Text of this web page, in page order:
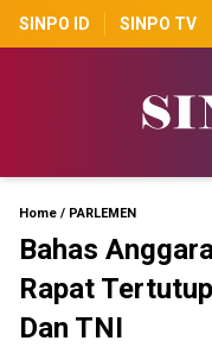
SINPO ID SINPO TV
Home / PARLEMEN
Bahas
Rapat
Dan TNI